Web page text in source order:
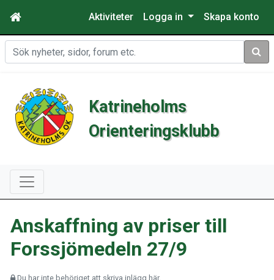
Aktiviteter Logga in Skapa konto
Sök
Katrineholms
Orienteringsklubb
Anskaffning av priser till
Forssjömedeln 27/9
Du har inte behöriget att skriva inlägg här.